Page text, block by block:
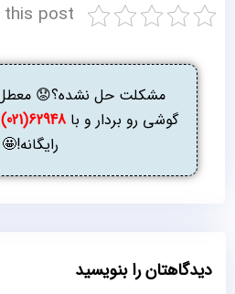
this post
مشکلت حل نشده؟😟
گوشی رو بردار و با62948(021)
رایگانه!🤩
دیدگاهتان را بنویسید